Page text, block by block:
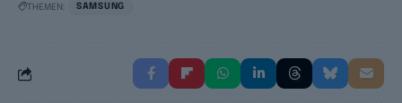
THEMEN: SAMSUNG